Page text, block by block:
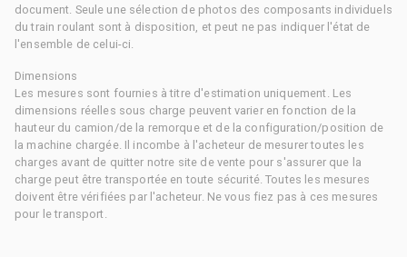
document. Seule une sélection de photos des composants individuels
du train roulant sont à disposition, et peut ne pas indiquer l'état de
l'ensemble de celui-ci.
Dimensions
Les mesures sont fournies à titre d'estimation uniquement. Les
dimensions réelles sous charge peuvent varier en fonction de la
hauteur du camion/de la remorque et de la configuration/position de
la machine chargée. Il incombe à l'acheteur de mesurer toutes les
charges avant de quitter notre site de vente pour s'assurer que la
charge peut être transportée en toute sécurité. Toutes les mesures
doivent être vérifiées par l'acheteur. Ne vous fiez pas à ces mesures
pour le transport.